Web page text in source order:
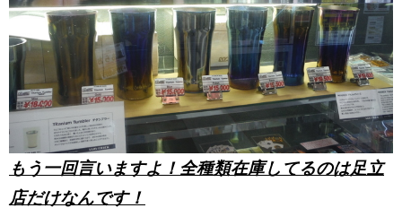
もう一回言いますよ！全種類在庫してるのは足立
店だけなんです！